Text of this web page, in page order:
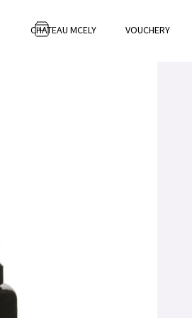
NÁKUPNÍ
CHATEAU MCELY VOUCHERY